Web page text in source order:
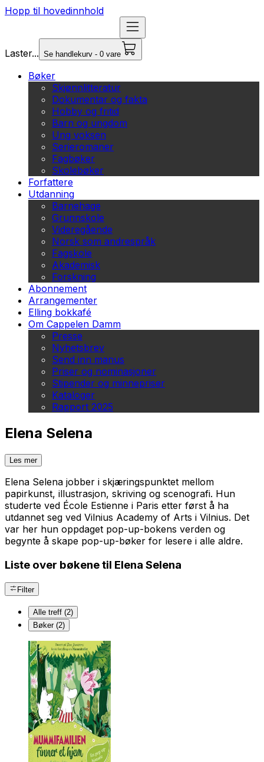
Hopp til hovedinnhold
Laster... Se handlekurv - 0 vare
Bøker
Skjønnlitteratur
Dokumentar og fakta
Hobby og fritid
Barn og ungdom
Ung voksen
Serieromaner
Fagbøker
Skolebøker
Forfattere
Utdanning
Barnehage
Grunnskole
Videregående
Norsk som andrespråk
Fagskole
Akademisk
Forskning
Abonnement
Arrangementer
Elling bokkafé
Om Cappelen Damm
Presse
Nyhetsbrev
Send inn manus
Priser og nominasjoner
Stipender og minnepriser
Kataloger
Rapport 2025
Elena Selena
Les mer
Elena Selena jobber i skjæringspunktet mellom
papirkunst, illustrasjon, skriving og scenografi. Hun
studerte ved École Estienne i Paris etter først å ha
utdannet seg ved Vilnius Academy of Arts i Vilnius. Det
var her hun oppdaget pop-up-bokens verden og
begynte å skape pop-up-bøker for lesere i alle aldre.
Liste over bøkene til Elena Selena
Filter
Alle treff (2)
Bøker (2)